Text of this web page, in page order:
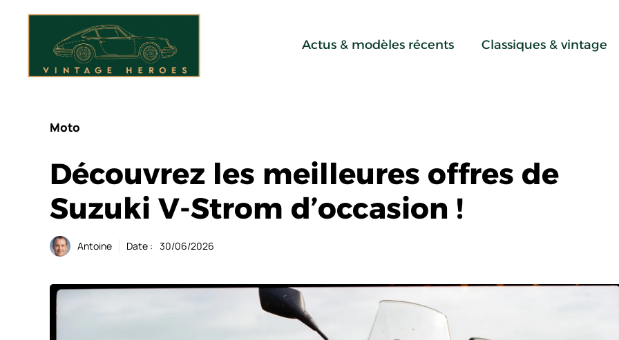
Actus & modèles récents Classiques & vintage
Moto
Découvrez les meilleures offres de
Suzuki V-Strom d’occasion !
Antoine Date : 30/06/2026